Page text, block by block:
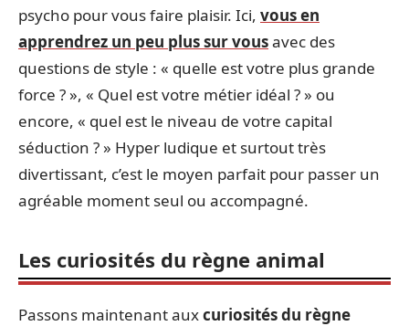
psycho pour vous faire plaisir. Ici, vous en
apprendrez un peu plus sur vousavec des
questions de style : « quelle est votre plus grande
force ? », « Quel est votre métier idéal ? » ou
encore, « quel est le niveau de votre capital
séduction ? » Hyper ludique et surtout très
divertissant, c’est le moyen parfait pour passer un
agréable moment seul ou accompagné.
Les curiosités du règne animal
Passons maintenant auxcuriosités du règne